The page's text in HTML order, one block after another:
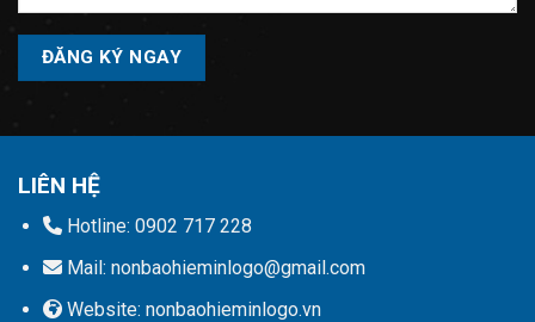
Please
LIÊN HỆ
Hotline: 0902 717 228
Mail: nonbaohieminlogo@gmail.com
Website: nonbaohieminlogo.vn